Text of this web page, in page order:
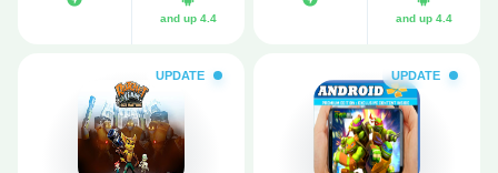
4.4 and up
4.4 and up
UPDATE
UPDATE